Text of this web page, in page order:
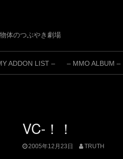
体のつぶやき劇場
ADDON LIST – – MMO ALBUM –
VC-！！
2005年12月23日 TRUTH